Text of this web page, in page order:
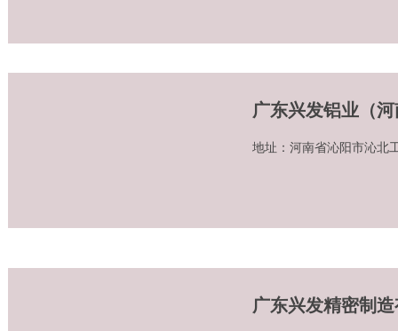
广东兴发铝业（
地址：河南省沁阳市沁北
广东兴发精密制